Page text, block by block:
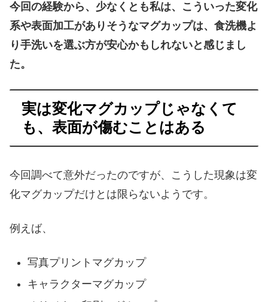
今回の経験から、少なくとも私は、こういった変化
系や表面加工がありそうなマグカップは、食洗機よ
り手洗いを選ぶ方が安心かもしれないと感じまし
た。
実は変化マグカップじゃなくて
も、表面が傷むことはある
今回調べて意外だったのですが、こうした現象は変
化マグカップだけとは限らないようです。
例えば、
写真プリントマグカップ
キャラクターマグカップ